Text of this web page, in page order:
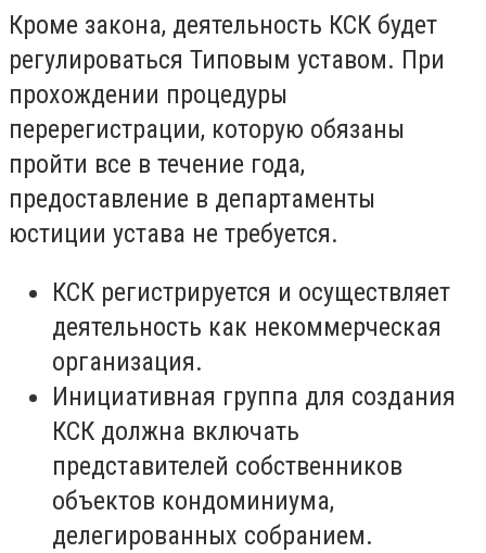
Кроме закона, деятельность КСК будет
регулироваться Типовым уставом. При
прохождении процедуры
перерегистрации, которую обязаны
пройти все в течение года,
предоставление в департаменты
юстиции устава не требуется.
КСК регистрируется и осуществляет
деятельность как некоммерческая
организация.
Инициативная группа для создания
КСК должна включать
представителей собственников
объектов кондоминиума,
делегированных собранием.